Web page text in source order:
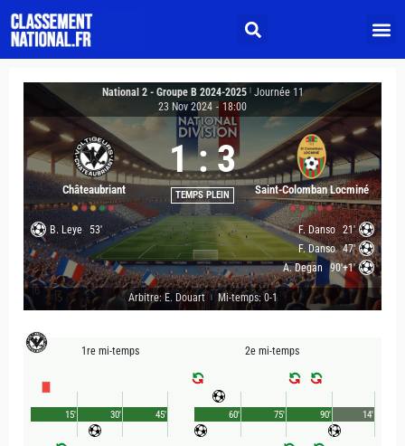
National 2 - Groupe B 2024-2025
Journée 11
23 Nov 2024 - 18:00
Châteaubriant
1 : 3
TEMPS PLEIN Saint-Colomban Locminé
B. Leye 53' F. Danso 21'
F. Danso 47'
A. Degan
90'+1'
Arbitre: E. Douart Mi-temps: 0-1
1re mi-temps
45'
15' 30'
2e mi-temps
90'
60' 75' 14'